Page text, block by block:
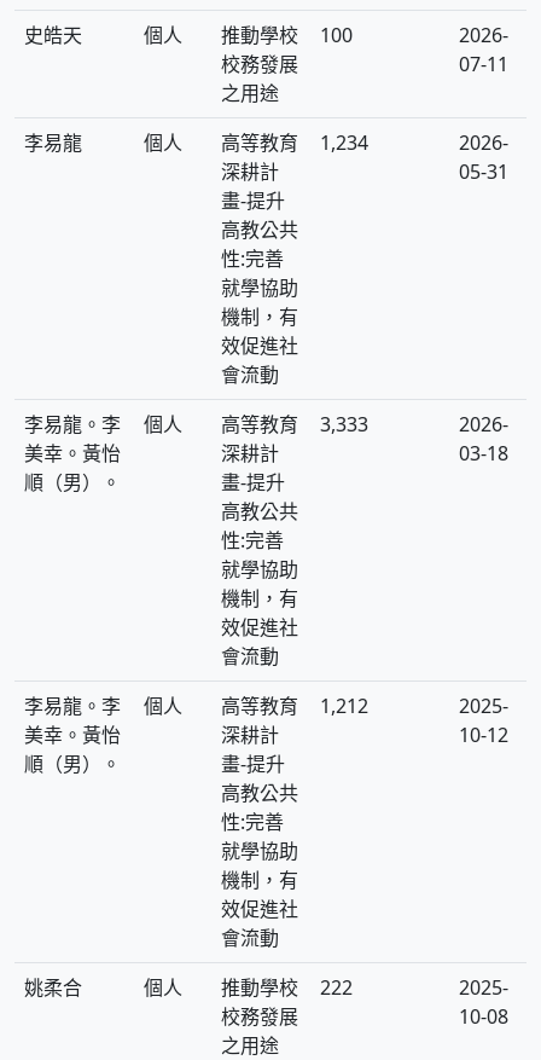
史皓天 個人
推動學校
校務發展
之用途
100
2026-
07-11
李易龍 個人
高等教育
深耕計
畫-提升
高教公共
性:完善
就學協助
機制，有
效促進社
會流動
1,234
2026-
05-31
李易龍。李
美幸。黃怡
順（男）。
個人
高等教育
深耕計
畫-提升
高教公共
性:完善
就學協助
機制，有
效促進社
會流動
3,333
2026-
03-18
李易龍。李
美幸。黃怡
順（男）。
個人
高等教育
深耕計
畫-提升
高教公共
性:完善
就學協助
機制，有
效促進社
會流動
1,212
2025-
10-12
姚柔合 個人
推動學校
校務發展
之用途
222
2025-
10-08